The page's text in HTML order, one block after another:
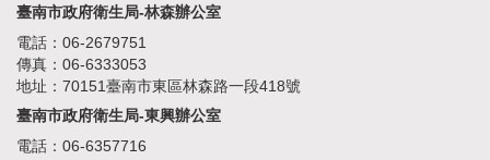
臺南市政府衛生局-林森辦公室
電話：06-2679751
傳真：06-6333053
地址：70151臺南市東區林森路一段418號
臺南市政府衛生局-東興辦公室
電話：06-6357716